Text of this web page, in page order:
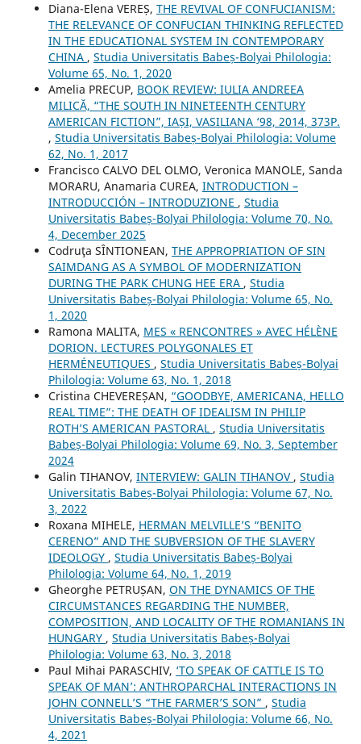
Diana-Elena VEREȘ, THE REVIVAL OF CONFUCIANISM:
THE RELEVANCE OF CONFUCIAN THINKING REFLECTED
IN THE EDUCATIONAL SYSTEM IN CONTEMPORARY
CHINA , Studia Universitatis Babeș-Bolyai Philologia:
Volume 65, No. 1, 2020
Amelia PRECUP, BOOK REVIEW: IULIA ANDREEA
MILICĂ, “THE SOUTH IN NINETEENTH CENTURY
AMERICAN FICTION”, IAȘI, VASILIANA ‘98, 2014, 373P.
, Studia Universitatis Babeș-Bolyai Philologia: Volume
62, No. 1, 2017
Francisco CALVO DEL OLMO, Veronica MANOLE, Sanda
MORARU, Anamaria CUREA, INTRODUCTION –
INTRODUCCIÓN – INTRODUZIONE , Studia
Universitatis Babeș-Bolyai Philologia: Volume 70, No.
4, December 2025
Codruţa SÎNTIONEAN, THE APPROPRIATION OF SIN
SAIMDANG AS A SYMBOL OF MODERNIZATION
DURING THE PARK CHUNG HEE ERA , Studia
Universitatis Babeș-Bolyai Philologia: Volume 65, No.
1, 2020
Ramona MALITA, MES « RENCONTRES » AVEC HÉLÈNE
DORION. LECTURES POLYGONALES ET
HERMÉNEUTIQUES , Studia Universitatis Babeș-Bolyai
Philologia: Volume 63, No. 1, 2018
Cristina CHEVEREȘAN, “GOODBYE, AMERICANA, HELLO
REAL TIME”: THE DEATH OF IDEALISM IN PHILIP
ROTH’S AMERICAN PASTORAL , Studia Universitatis
Babeș-Bolyai Philologia: Volume 69, No. 3, September
2024
Galin TIHANOV, INTERVIEW: GALIN TIHANOV , Studia
Universitatis Babeș-Bolyai Philologia: Volume 67, No.
3, 2022
Roxana MIHELE, HERMAN MELVILLE’S “BENITO
CERENO” AND THE SUBVERSION OF THE SLAVERY
IDEOLOGY , Studia Universitatis Babeș-Bolyai
Philologia: Volume 64, No. 1, 2019
Gheorghe PETRUȘAN, ON THE DYNAMICS OF THE
CIRCUMSTANCES REGARDING THE NUMBER,
COMPOSITION, AND LOCALITY OF THE ROMANIANS IN
HUNGARY , Studia Universitatis Babeș-Bolyai
Philologia: Volume 63, No. 3, 2018
Paul Mihai PARASCHIV, ‘TO SPEAK OF CATTLE IS TO
SPEAK OF MAN’: ANTHROPARCHAL INTERACTIONS IN
JOHN CONNELL’S “THE FARMER’S SON” , Studia
Universitatis Babeș-Bolyai Philologia: Volume 66, No.
4, 2021